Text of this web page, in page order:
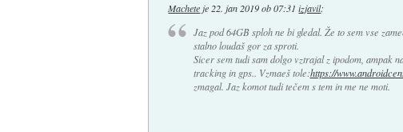
Machete je 22. jan 2019 ob 07:31 izjavil:
Jaz pod 64GB sploh ne bi gledal. Že to sem vse
stalno loudaš gor za sproti.
Sicer sem tudi sam dolgo vztrajal z ipodom, ampak
tracking in gps.. Vzmaeš tole:https://
zmagal. Jaz komot tudi tečem s tem in me ne moti.